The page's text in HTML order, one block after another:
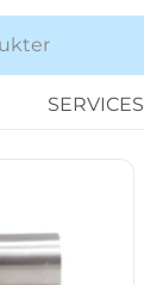
SERVICES